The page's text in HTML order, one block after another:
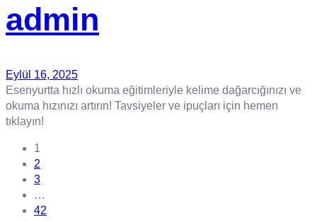
admin
Eylül 16, 2025
Esenyurtta hızlı okuma eğitimleriyle kelime dağarcığınızı ve
okuma hızınızı artırın! Tavsiyeler ve ipuçları için hemen
tıklayın!
1
2
3
…
42